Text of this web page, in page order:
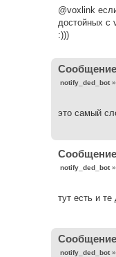
щ
е
н
и
@voxlink
достойных с
:)))
С
щ
и
notify_ded_bot»
это самый
С
щ
notify_ded_bot»
тут есть и
Сnotify_ded_bot»